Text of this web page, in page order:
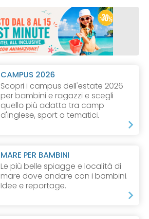
CAMPUS 2026
Scopri i campus dell'estate 2026
per bambini e ragazzi e scegli
quello più adatto tra camp
d'inglese, sport o tematici.
MARE PER BAMBINI
Le più belle spiagge e località di
mare dove andare con i bambini.
Idee e reportage.